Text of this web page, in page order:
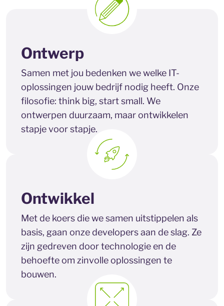
Ontwerp
Samen met jou bedenken we welke IT-
oplossingen jouw bedrijf nodig heeft. Onze
filosofie: think big, start small. We
ontwerpen duurzaam, maar ontwikkelen
stapje voor stapje.
Ontwikkel
Met de koers die we samen uitstippelen als
basis, gaan onze developers aan de slag. Ze
zijn gedreven door technologie en de
behoefte om zinvolle oplossingen te
bouwen.